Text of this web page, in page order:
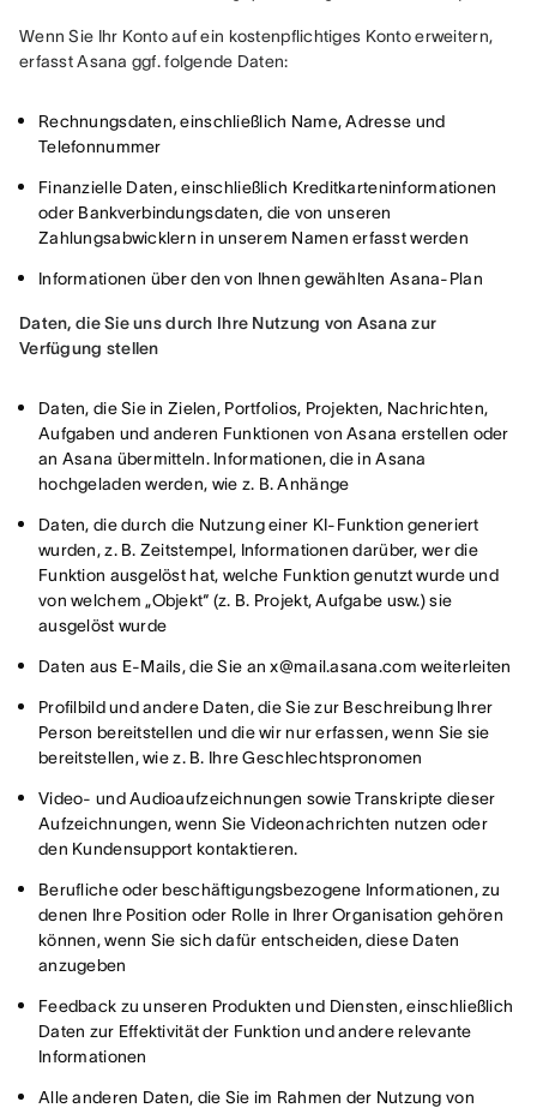
Wenn Sie Ihr Konto auf ein kostenpflichtiges Konto erweitern,
erfasst Asana ggf. folgende Daten:
Rechnungsdaten, einschließlich Name, Adresse und
Telefonnummer
Finanzielle Daten, einschließlich Kreditkarteninformationen
oder Bankverbindungsdaten, die von unseren
Zahlungsabwicklern in unserem Namen erfasst werden
Informationen über den von Ihnen gewählten Asana-Plan
Daten, die Sie uns durch Ihre Nutzung von Asana zur
Verfügung stellen
Daten, die Sie in Zielen, Portfolios, Projekten, Nachrichten,
Aufgaben und anderen Funktionen von Asana erstellen oder
an Asana übermitteln. Informationen, die in Asana
hochgeladen werden, wie z. B. Anhänge
Daten, die durch die Nutzung einer KI-Funktion generiert
wurden, z. B. Zeitstempel, Informationen darüber, wer die
Funktion ausgelöst hat, welche Funktion genutzt wurde und
von welchem „Objekt“ (z. B. Projekt, Aufgabe usw.) sie
ausgelöst wurde
Daten aus E-Mails, die Sie an x@mail.asana.com weiterleiten
Profilbild und andere Daten, die Sie zur Beschreibung Ihrer
Person bereitstellen und die wir nur erfassen, wenn Sie sie
bereitstellen, wie z. B. Ihre Geschlechtspronomen
Video- und Audioaufzeichnungen sowie Transkripte dieser
Aufzeichnungen, wenn Sie Videonachrichten nutzen oder
den Kundensupport kontaktieren.
Berufliche oder beschäftigungsbezogene Informationen, zu
denen Ihre Position oder Rolle in Ihrer Organisation gehören
können, wenn Sie sich dafür entscheiden, diese Daten
anzugeben
Feedback zu unseren Produkten und Diensten, einschließlich
Daten zur Effektivität der Funktion und andere relevante
Informationen
Alle anderen Daten, die Sie im Rahmen der Nutzung von